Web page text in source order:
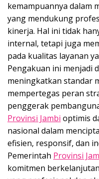
kemampuannya dalam
yang mendukung
kinerja. Hal ini tidak
internal, tetapi juga
pada kualitas layanan
Pengakuan ini menjadi
meningkatkan standar
mempertegas peran
penggerak
Provinsi Jambi optimis
nasional dalam
efisien, responsif, dan
Pemerintah Provinsi
komitmen